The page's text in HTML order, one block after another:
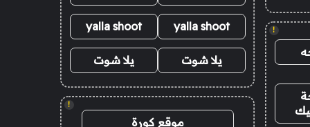
!
yalla shoot
yalla shoot
يلا شوت يلا شوت
!
موقع كورة